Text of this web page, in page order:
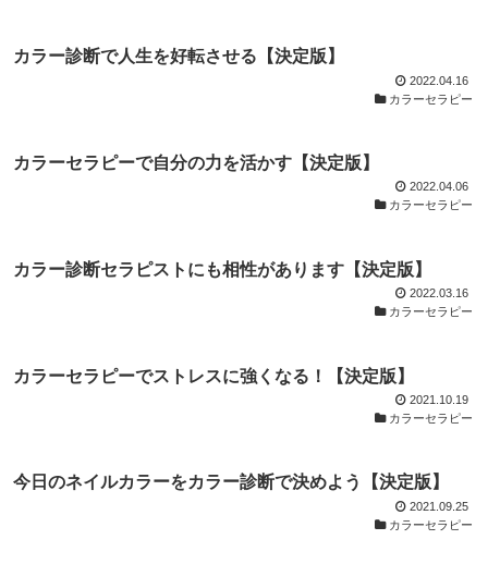
カラー診断で人生を好転させる【決定版】
2022.04.16
カラーセラピー
カラーセラピーで自分の力を活かす【決定版】
2022.04.06
カラーセラピー
カラー診断セラピストにも相性があります【決定版】
2022.03.16
カラーセラピー
カラーセラピーでストレスに強くなる！【決定版】
2021.10.19
カラーセラピー
今日のネイルカラーをカラー診断で決めよう【決定版】
2021.09.25
カラーセラピー